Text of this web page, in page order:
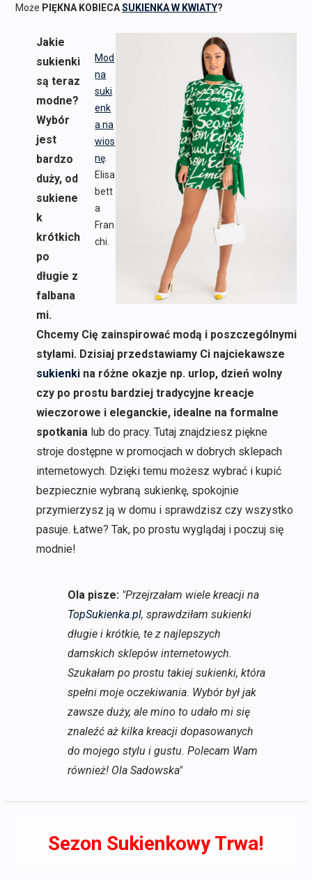
Może PIĘKNA KOBIECASUKIENKA W KWIATY?
Mod
na
suki
enk
a na
wios
nę
Elisa
bett
a
Fran
chi.
Jakie
sukienki
są teraz
modne?
Wybór
jest
bardzo
duży, od
sukiene
k
krótkich
po
długie z
falbana
mi.
Chcemy Cię zainspirować modą i poszczególnymi
stylami. Dzisiaj przedstawiamy Ci najciekawsze
sukienkina różne okazje np. urlop, dzień wolny
czy po prostu bardziej tradycyjne kreacje
wieczorowe i eleganckie, idealne na formalne
spotkania lub do pracy. Tutaj znajdziesz piękne
stroje dostępne w promocjach w dobrych sklepach
internetowych. Dzięki temu możesz wybrać i kupić
bezpiecznie wybraną sukienkę, spokojnie
przymierzysz ją w domu i sprawdzisz czy wszystko
pasuje. Łatwe? Tak, po prostu wyglądaj i poczuj się
modnie!
Ola pisze: "Przejrzałam wiele kreacji na
TopSukienka.pl, sprawdziłam sukienki
długie i krótkie, te z najlepszych
damskich sklepów internetowych.
Szukałam po prostu takiej sukienki, która
spełni moje oczekiwania. Wybór był jak
zawsze duży, ale mino to udało mi się
znaleźć aż kilka kreacji dopasowanych
do mojego stylu i gustu. Polecam Wam
również! Ola Sadowska"
Sezon Sukienkowy Trwa!